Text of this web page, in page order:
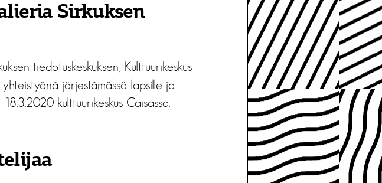
Sirkuksen
tiedotuskeskuksen, Kulttuurikeskus
järjestämässä lapsille ja
kulttuurikeskus Caisassa.